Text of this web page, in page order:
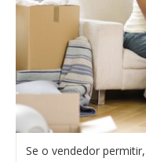
Se o vendedor